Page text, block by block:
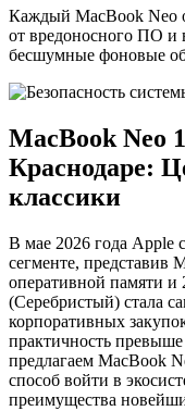
Каждый MacBook Neo
от вредоносного ПО и
бесшумные фоновые
MacBook Neo
Краснодаре:
классики
В мае 2026 года
сегменте, представив
оперативной памяти и
(Серебристый) стала
корпоративных
практичность
предлагаем MacBook
способ войти в
преимущества